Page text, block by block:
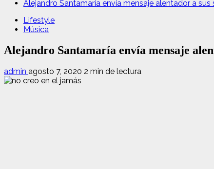
Alejandro Santamaría envía mensaje alentador a sus
Lifestyle
Música
Alejandro Santamaría envía mensaje
admin agosto 7, 2020 2 min de lectura